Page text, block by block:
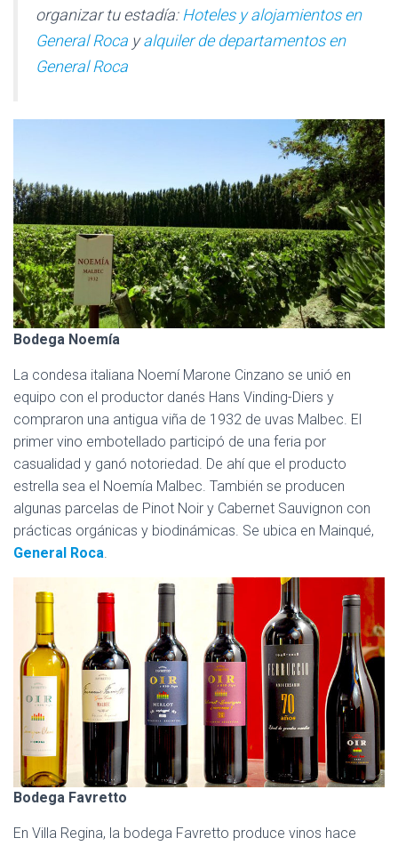
organizar tu estadía:Hoteles y alojamientos en
General Roca yalquiler de departamentos en
General Roca
Bodega Noemía
La condesa italiana Noemí Marone Cinzano se unió en
equipo con el productor danés Hans Vinding-Diers y
compraron una antigua viña de 1932 de uvas Malbec. El
primer vino embotellado participó de una feria por
casualidad y ganó notoriedad. De ahí que el producto
estrella sea el Noemía Malbec. También se producen
algunas parcelas de Pinot Noir y Cabernet Sauvignon con
prácticas orgánicas y biodinámicas. Se ubica en Mainqué,
General Roca.
Bodega Favretto
En Villa Regina, la bodega Favretto produce vinos hace